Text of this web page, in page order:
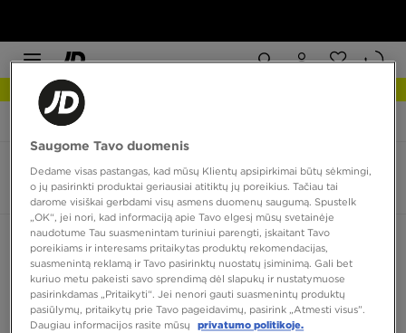
JD Sports Birkenstock Florida
Birkenstock Florida
2 produktai
Rūšiuoti:Rekomenduojama Filtruoti
Saugome Tavo duomenis
Dedame visas pastangas, kad mūsų Klientų apsipirkimai būtų sėkmingi,
o jų pasirinkti produktai geriausiai atitiktų jų poreikius. Tačiau tai
darome visiškai gerbdami visų asmens duomenų saugumą. Spustelk
„OK“, jei nori, kad informaciją apie Tavo elgesį mūsų svetainėje
naudotume Tau suasmenintam turiniui parengti, įskaitant Tavo
poreikiams ir interesams pritaikytas produktų rekomendacijas,
suasmenintą reklamą ir Tavo pasirinktų nuostatų įsiminimą. Gali bet
kuriuo metu pakeisti savo sprendimą dėl slapukų ir nustatymuose
pasirinkdamas „Pritaikyti“. Jei nenori gauti suasmenintų produktų
pasiūlymų, pritaikytų prie Tavo pageidavimų, pasirink „Atmesti visus”.
Daugiau informacijos rasite mūsų
privatumo politikoje.